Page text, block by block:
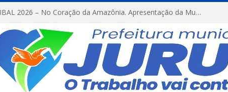
FESTRIBAL 2026 – No Coração da Amazônia. Apresentação da Munduruku.